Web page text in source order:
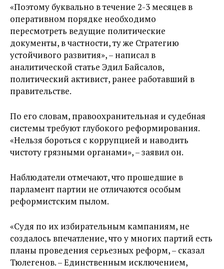
«Поэтому буквально в течение 2-3 месяцев в
оперативном порядке необходимо
пересмотреть ведущие политические
документы, в частности, ту же Стратегию
устойчивого развития», – написал в
аналитической статье Эдил Байсалов,
политический активист, ранее работавший в
правительстве.
По его словам, правоохранительная и судебная
системы требуют глубокого реформирования.
«Нельзя бороться с коррупцией и наводить
чистоту грязными органами», – заявил он.
Наблюдатели отмечают, что прошедшие в
парламент партии не отличаются особым
реформистским пылом.
«Судя по их избирательным кампаниям, не
создалось впечатление, что у многих партий есть
планы проведения серьезных реформ, – сказал
Тюлегенов. – Единственным исключением,